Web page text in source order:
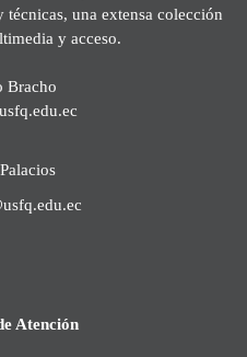
una extensa colección
y acceso.
Bracho
Atención